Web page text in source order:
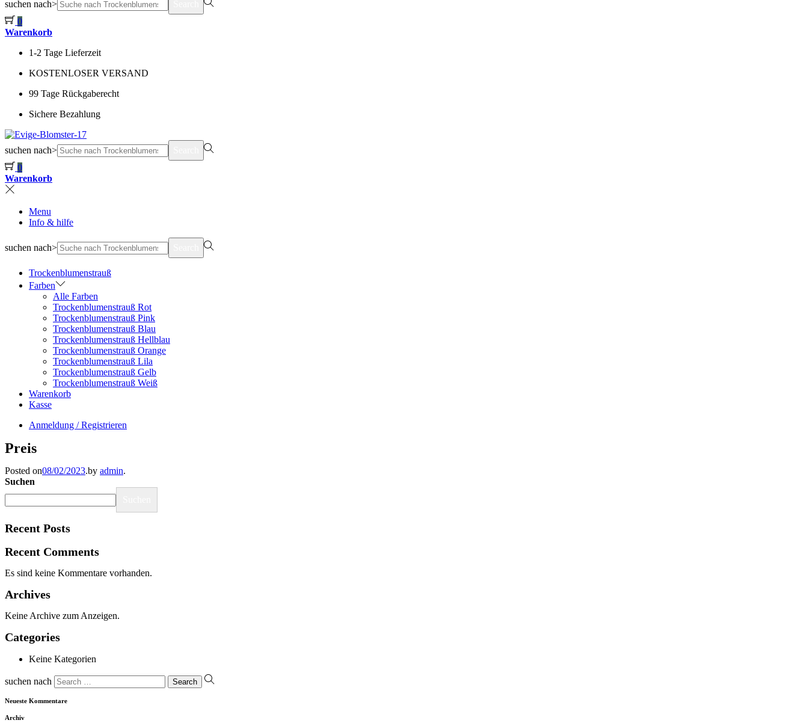
suchen nach>
0
Warenkorb
1-2 Tage Lieferzeit
KOSTENLOSER VERSAND
99 Tage Rückgaberecht
Sichere Bezahlung
suchen nach>
0
Warenkorb
Menu
Info & hilfe
suchen nach>
Trockenblumenstrauß
Farben
Alle Farben
Trockenblumenstrauß Rot
Trockenblumenstrauß Pink
Trockenblumenstrauß Blau
Trockenblumenstrauß Hellblau
Trockenblumenstrauß Orange
Trockenblumenstrauß Lila
Trockenblumenstrauß Gelb
Trockenblumenstrauß Weiß
Warenkorb
Kasse
Anmeldung / Registrieren
Preis
Posted on08/02/2023.by admin.
Suchen
Recent Posts
Recent Comments
Es sind keine Kommentare vorhanden.
Archives
Keine Archive zum Anzeigen.
Categories
Keine Kategorien
suchen nach
Neueste Kommentare
Archiv